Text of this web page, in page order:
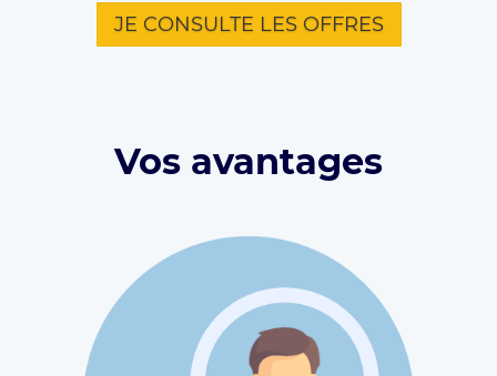
JE CONSULTE LES OFFRES
Vos avantages